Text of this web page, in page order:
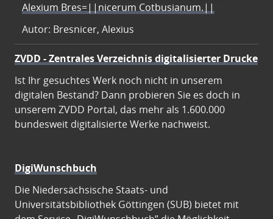
Alexium Bres=||nicerum Cotbusianum.||
Autor: Bresnicer, Alexius
ZVDD - Zentrales Verzeichnis digitalisierter Drucke
Ist Ihr gesuchtes Werk noch nicht in unserem
digitalen Bestand? Dann probieren Sie es doch in
unserem ZVDD Portal, das mehr als 1.600.000
bundesweit digitalisierte Werke nachweist.
DigiWunschbuch
Die Niedersächsische Staats- und
Universitätsbibliothek Göttingen (SUB) bietet mit